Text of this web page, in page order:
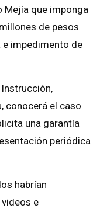
Mejía que imponga
de pesos
impedimento de
conocerá el caso
una garantía
periódica
habrían
e